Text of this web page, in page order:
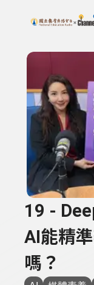
上方功能區塊
搜尋關鍵字：可
19 -
AI能精
嗎？